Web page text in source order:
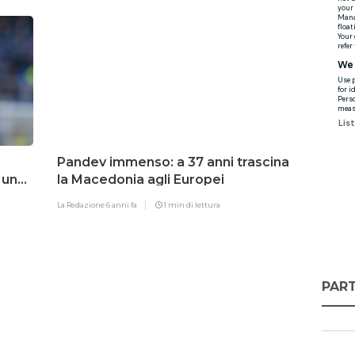
Pandev immenso: a 37 anni trascina
la Macedonia agli Europei
La Redazione6 anni fa 1 min di lettura